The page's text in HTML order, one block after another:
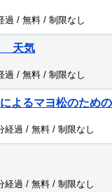
過 / 無料 / 制限なし
天気
過 / 無料 / 制限なし
よるマヨ松のため
経過 / 無料 / 制限なし
経過 / 無料 / 制限なし